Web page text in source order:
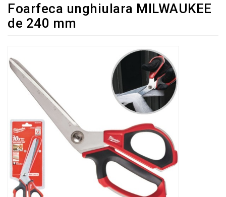
INVERTOARE
STABILIZATOARE
DE
TENSIUNE
GRADINA
SCULE
SI
ECHIPAMENTE
ELECTRICE
Foarfeca unghiulara MILWAUKEE
de 240 mm